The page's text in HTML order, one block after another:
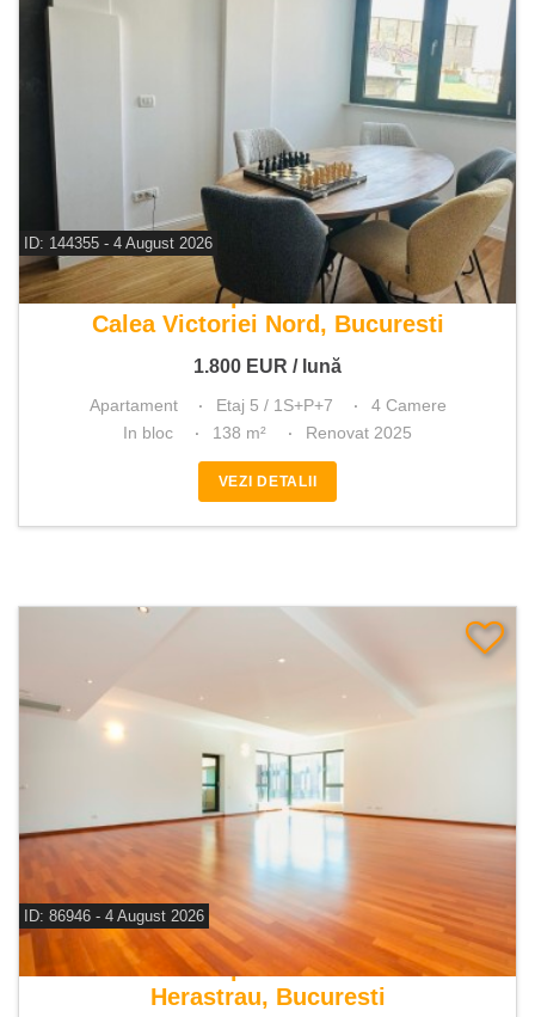
ID: 144355 - 4 August 2026
De inchiriat apartament 4 camere
Calea Victoriei Nord, Bucuresti
1.800 EUR / lună
Apartament Etaj 5 / 1S+P+7
4 Camere
In bloc
138 m² Renovat 2025
VEZI DETALII
ID: 86946 - 4 August 2026
De inchiriat apartament 4 camere
Herastrau, Bucuresti